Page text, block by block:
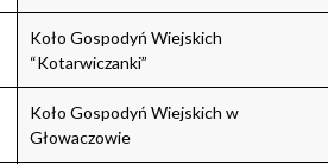
Koło Gospodyń Wiejskich
“Kotarwiczanki”
Koło Gospodyń Wiejskich w
Głowaczowie